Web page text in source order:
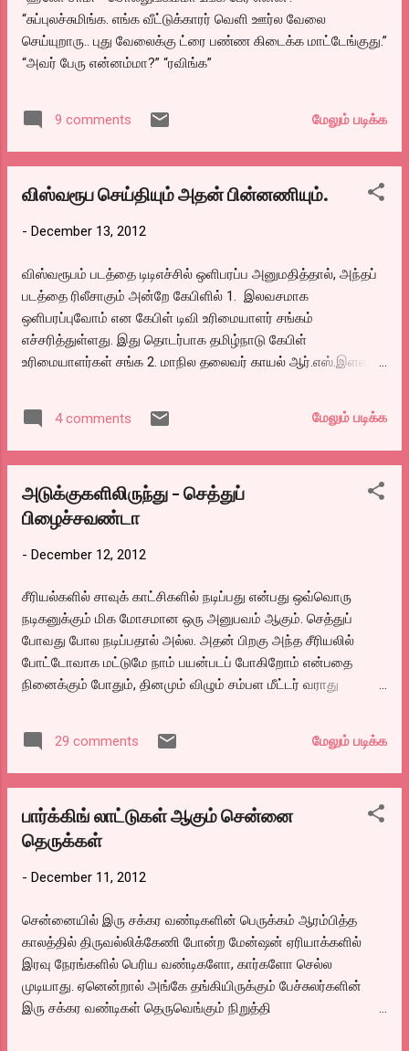
“சுப்புலச்சுமிங்க. எங்க வீட்டுக்காரர் வெளி ஊர்ல வேலை
செய்யுறாரு.. புது வேலைக்கு ட்ரை பண்ண கிடைக்க மாட்டேங்குது.”
“அவர் பேரு என்னம்மா?” “ரவிங்க”
9 comments மேலும் படிக்க
விஸ்வரூப செய்தியும் அதன் பின்னணியும்.
- December 13, 2012
விஸ்வரூபம் படத்தை டிடிஎச்சில் ஒளிபரப்ப அனுமதித்தால், அந்தப்
படத்தை ரிலீசாகும் அன்றே கேபிளில் 1. இலவசமாக
ஒளிபரப்புவோம் என கேபிள் டிவி உரிமையாளர் சங்கம்
எச்சரித்துள்ளது. இது தொடர்பாக தமிழ்நாடு கேபிள்
உரிமையாளர்கள் சங்க 2. மாநில தலைவர் காயல் ஆர்.எஸ்.இளவரசு
பார்வையாளர்களை கவர முயற்சிக்கிறார்கள். அதில்
கமலஹாசனின் ‘விஸ்வரூபம்' திரைப்படமும் ஒன்றாகி உள்ளது.
4 comments மேலும் படிக்க
அடுக்குகளிலிருந்து - செத்துப்
பிழைச்சவண்டா
- December 12, 2012
சீரியல்களில் சாவுக் காட்சிகளில் நடிப்பது என்பது ஒவ்வொரு
நடிகனுக்கும் மிக மோசமான ஒரு அனுபவம் ஆகும். செத்துப்
போவது போல நடிப்பதால் அல்ல. அதன் பிறகு அந்த சீரியலில்
போட்டோவாக மட்டுமே நாம் பயன்படப் போகிறோம் என்பதை
நினைக்கும் போதும், தினமும் விழும் சம்பள மீட்டர் வராது
நேரத்தில் செத்துப் போனவர்களையெல்லாம் உயிர்ப்பித்து
ப்ளாஷ்பேக்கில் எல்லாம் கதை போகக்கூடும், சீரியல்
தயாரிப்பாளரும், திரைக்கதையாசிரியர் தயவினால். நான் இங்கே
நடித்ததைப் பற்றி.
29 comments மேலும் படிக்க
பார்க்கிங் லாட்டுகள் ஆகும் சென்னை
தெருக்கள்
- December 11, 2012
சென்னையில் இரு சக்கர வண்டிகளின் பெருக்கம் ஆரம்பித்த
காலத்தில் திருவல்லிக்கேணி போன்ற மேன்ஷன் ஏரியாக்களில்
இரவு நேரங்களில் பெரிய வண்டிகளோ, கார்களோ செல்ல
முடியாது. ஏனென்றால் அங்கே தங்கியிருக்கும் பேச்சுலர்களின்
இரு சக்கர வண்டிகள் தெருவெங்கும் நிறுத்தி